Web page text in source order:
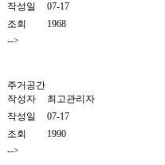
작성일
07-17
조회
1968
-->
주거공간
작성자
최고관리자
작성일
07-17
조회
1990
-->